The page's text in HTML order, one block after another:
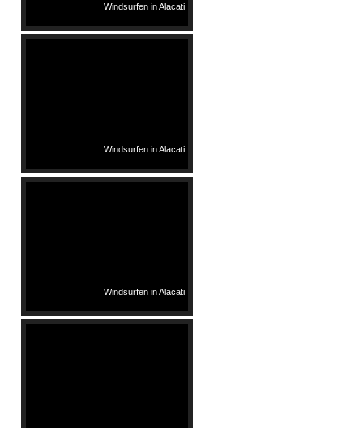
Windsurfen in Alacati
Windsurfen in Alacati
Windsurfen in Alacati